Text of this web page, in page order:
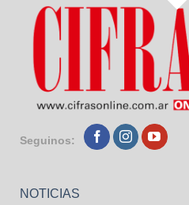
Seguinos:
NOTICIAS